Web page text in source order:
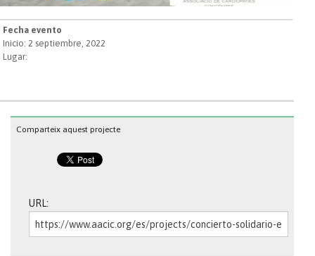
Fecha evento
Inicio: 2 septiembre, 2022
Lugar:
Comparteix aquest projecte
URL: